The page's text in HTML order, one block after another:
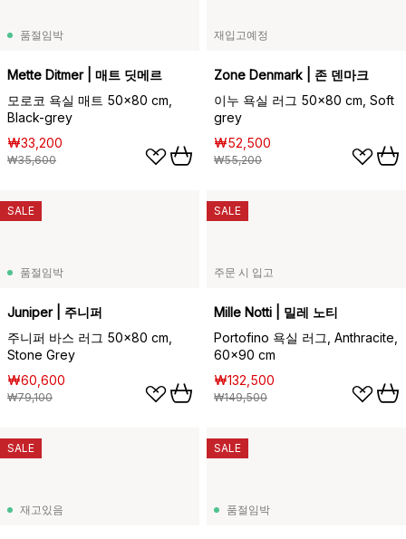
품절임박
Mette Ditmer | 매트 딧메르
모로코 욕실 매트 50x80 cm,
Black-grey
₩33,200
₩35,600
재입고예정
Zone Denmark | 존 덴마크
이누 욕실 러그 50x80 cm, Soft
grey
₩52,500
₩55,200
품절임박
Juniper | 주니퍼
주니퍼 바스 러그 50x80 cm,
Stone Grey
₩60,600
₩79,100
SALE
주문 시 입고
Mille Notti | 밀레 노티
Portofino 욕실 러그, Anthracite,
60x90 cm
₩132,500
₩149,500
SALE
재고있음
SALE
품절임박
SALE